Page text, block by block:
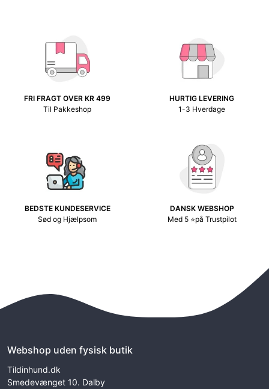
FRI FRAGT OVER KR 499
Til Pakkeshop
HURTIG LEVERING
1-3 Hverdage
BEDSTE KUNDESERVICE
Sød og Hjælpsom
DANSK WEBSHOP
Med 5 ⭐på Trustpilot
Webshop uden fysisk butik
Tildinhund.dk
Smedevænget 10. Dalby